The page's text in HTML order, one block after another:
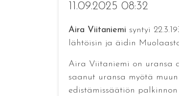
11.09.2025 08:32
Aira Viitaniemi syntyi
lähtöisin ja äidin
Aira Viitaniemi on uransa
saanut uransa myötä muun
edistämissäätiön